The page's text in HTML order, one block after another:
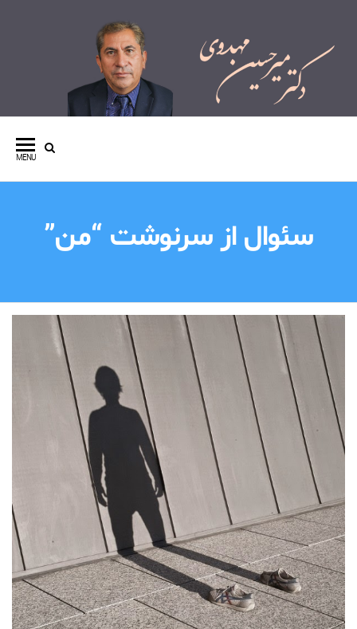
وبسایت شخصی دکتر میرحسین
مهدوی
MENU
سئوال از سرنوشت “من”